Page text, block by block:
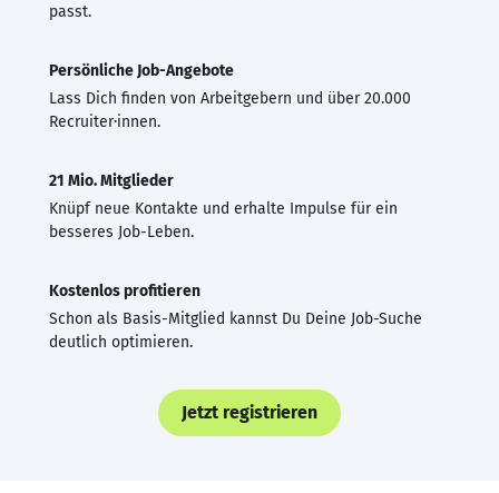
passt.
Persönliche Job-Angebote
Lass Dich finden von Arbeitgebern und über 20.000
Recruiter·innen.
21 Mio. Mitglieder
Knüpf neue Kontakte und erhalte Impulse für ein
besseres Job-Leben.
Kostenlos profitieren
Schon als Basis-Mitglied kannst Du Deine Job-Suche
deutlich optimieren.
Jetzt registrieren